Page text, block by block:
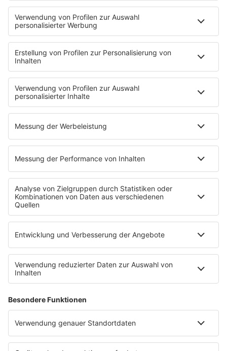
AKTIONEN
Backstagebereich
King of BOB
Beichtstuhl
Neuerscheinung
Newcomer
Konzertkalender
Festivals
Wacken Open Air
SHOP
RADIO BOB!
Impressum
Kontakt
myBOB App
BOB-Plakate & Aufkleber bestellen
Datenschutz
Datenschutzeinstellungen
Teilnahmebedingungen
RADIO BOB! auf radioplayer.de